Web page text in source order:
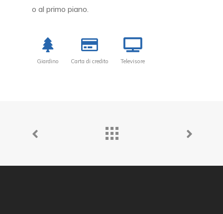
o al primo piano.
Giardino Carta di credito Televisore